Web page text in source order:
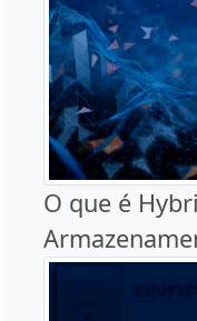
O que é